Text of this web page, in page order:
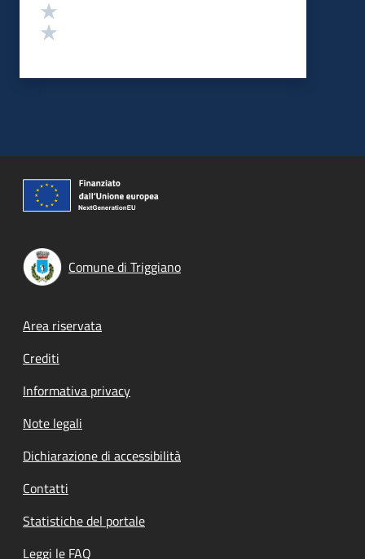
Comune di Triggiano
Footer menu
Area riservata
Crediti
Informativa privacy
Note legali
Dichiarazione di accessibilità
Contatti
Statistiche del portale
Leggi le FAQ